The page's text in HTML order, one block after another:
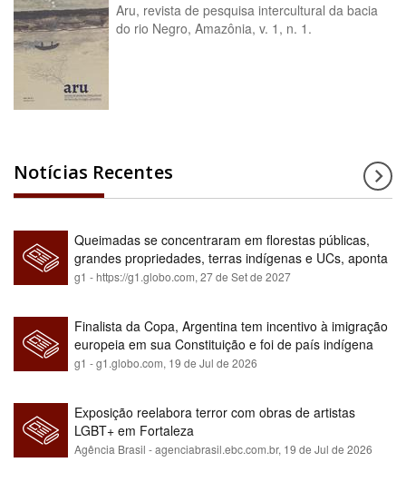
Aru, revista de pesquisa intercultural da bacia
do rio Negro, Amazônia, v. 1, n. 1.
Notícias Recentes
Queimadas se concentraram em florestas públicas,
grandes propriedades, terras indígenas e UCs, aponta
relatório
g1 - https://g1.globo.com,27 de Set de 2027
Finalista da Copa, Argentina tem incentivo à imigração
europeia em sua Constituição e foi de país indígena
para maioria branca
g1 - g1.globo.com, 19 de Jul de 2026
Exposição reelabora terror com obras de artistas
LGBT+ em Fortaleza
Agência Brasil - agenciabrasil.ebc.com.br, 19 de Jul de 2026